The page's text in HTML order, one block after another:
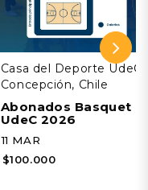
Casa del Deporte UdeC,
Concepción, Chile
Abonados Basquet
UdeC 2026
11 MAR
$100.000